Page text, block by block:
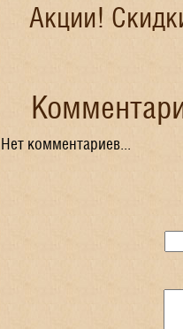
Акции!
Нет комментариев...